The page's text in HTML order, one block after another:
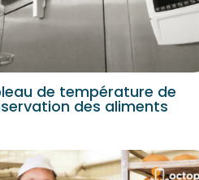
de température de
des aliments